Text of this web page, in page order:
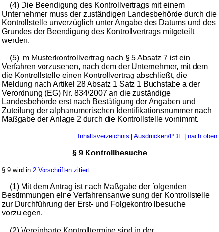
(4) Die Beendigung des Kontrollvertrags mit einem
Unternehmer muss der zuständigen Landesbehörde durch die
Kontrollstelle unverzüglich unter Angabe des Datums und des
Grundes der Beendigung des Kontrollvertrags mitgeteilt
werden.
(5) Im Musterkontrollvertrag nach §5Absatz 7 ist ein
Verfahren vorzusehen, nach dem der Unternehmer, mit dem
die Kontrollstelle einen Kontrollvertrag abschließt, die
Meldung nach Artikel 28 Absatz 1 Satz 1 Buchstabe a der
Verordnung (EG) Nr. 834/2007 an die zuständige
Landesbehörde erst nach Bestätigung der Angaben und
Zuteilung der alphanumerischen Identifikationsnummer nach
Maßgabe der Anlage 2 durch die Kontrollstelle vornimmt.
Inhaltsverzeichnis | Ausdrucken/PDF| nach oben
§ 9 Kontrollbesuche
§ 9 wird in 2 Vorschriften zitiert
(1) Mit dem Antrag ist nach Maßgabe der folgenden
Bestimmungen eine Verfahrensanweisung der Kontrollstelle
zur Durchführung der Erst- und Folgekontrollbesuche
vorzulegen.
(2) Vereinbarte Kontrolltermine sind in der